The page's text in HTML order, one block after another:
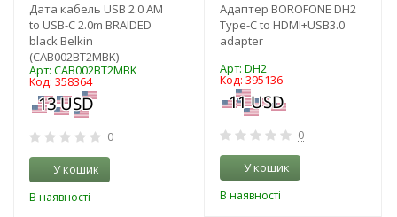
Дата кабель USB 2.0 AM
to USB-C 2.0m BRAIDED
black Belkin
(CAB002BT2MBK)
Арт: CAB002BT2MBK
Код: 358364
0
У кошик
В наявності
Адаптер BOROFONE DH2
Type-C to HDMI+USB3.0
adapter
Арт: DH2
Код: 395136
0
У кошик
В наявності